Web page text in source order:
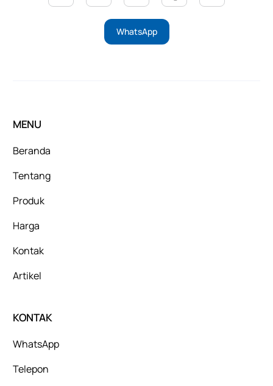
WhatsApp
MENU
Beranda
Tentang
Produk
Harga
Kontak
Artikel
KONTAK
WhatsApp
Telepon